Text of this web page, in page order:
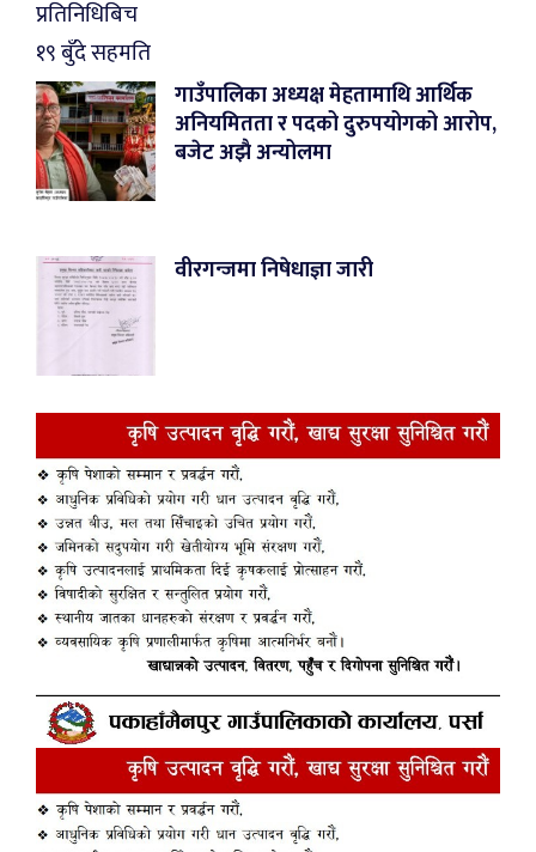
गाउँपालिका अध्यक्ष मेहतामाथि आर्थिक
अनियमितता र पदको दुरुपयोगको आरोप,
बजेट अझै अन्योलमा
वीरगन्जमा निषेधाज्ञा जारी